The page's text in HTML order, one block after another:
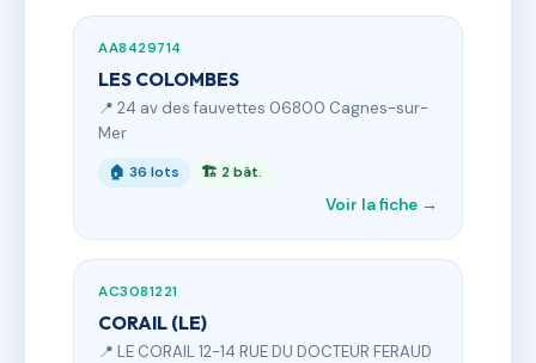
AA8429714
LES COLOMBES
📍 24 av des fauvettes 06800 Cagnes-sur-
Mer
🏠 36 lots 🏗 2 bât.
Voir la fiche →
AC3081221
CORAIL (LE)
📍 LE CORAIL 12-14 RUE DU DOCTEUR FERAUD